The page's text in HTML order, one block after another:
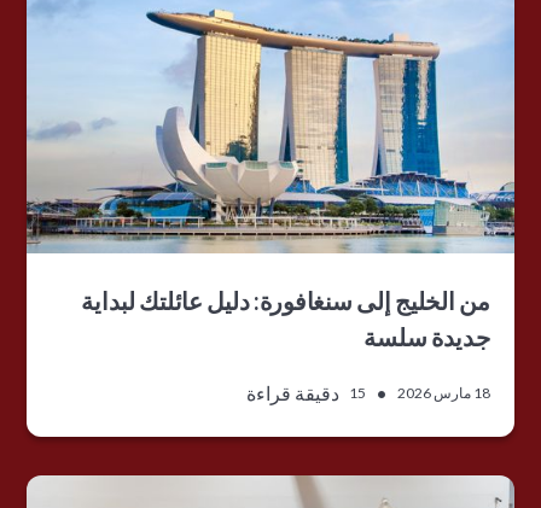
من الخليج إلى سنغافورة: دليل عائلتك لبداية
جديدة سلسة
18 مارس 2026 •
15 دقيقة قراءة